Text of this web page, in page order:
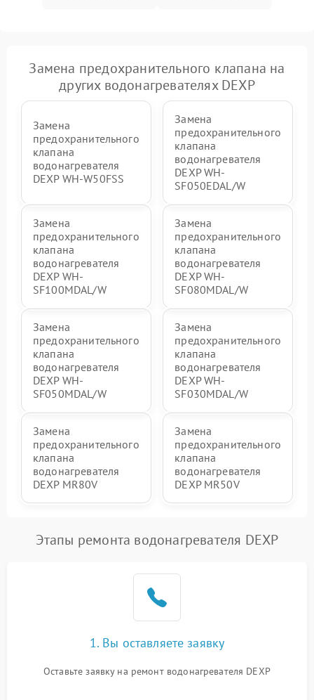
Замена предохранительного клапана на
других водонагревателях DEXP
Замена
предохранительного
клапана
водонагревателя
DEXP WH-W50FSS
Замена
предохранительного
клапана
водонагревателя
DEXP WH-
SF050EDAL/W
Замена
предохранительного
клапана
водонагревателя
DEXP WH-
SF100MDAL/W
Замена
предохранительного
клапана
водонагревателя
DEXP WH-
SF080MDAL/W
Замена
предохранительного
клапана
водонагревателя
DEXP WH-
SF050MDAL/W
Замена
предохранительного
клапана
водонагревателя
DEXP WH-
SF030MDAL/W
Замена
предохранительного
клапана
водонагревателя
DEXP MR80V
Замена
предохранительного
клапана
водонагревателя
DEXP MR50V
Этапы ремонта водонагревателя DEXP
1. Вы оставляете заявку
Оставьте заявку на ремонт водонагревателя DEXP